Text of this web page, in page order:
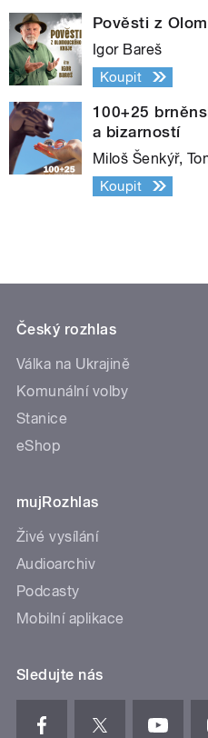
Pověsti z
Igor Bareš
Koupit
100+25
a bizarností
Miloš Šenkýř,
Koupit
Český rozhlas
Válka na Ukrajině
Komunální volby
Stanice
eShop
mujRozhlas
Živé vysílání
Audioarchiv
Podcasty
Mobilní aplikace
Sledujte nás